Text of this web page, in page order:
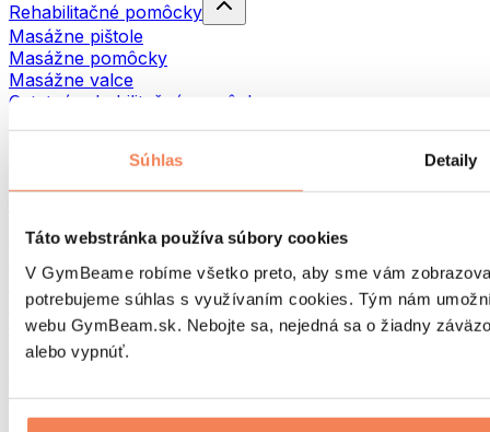
Súhlas Detaily
Táto webstránka používa súbory cookies
V GymBeame robíme všetko preto, aby sme vám
potrebujeme súhlas s využívaním cookies. Tým nám
webu GymBeam.sk. Nebojte sa, nejedná sa o žiadny
alebo vypnúť.
Rehabilitačné pomôcky
Masážne pištole
Masážne pomôcky
Masážne valce
Ostatné rehabilitačné pomôcky
Tašky a batohy
Tašky na jedlo a príslušenstvo
Pomôcky podľa aktivity
Beh
Bojové športy
Cyklistika
Joga a pilates
Otužovanie
Turistika